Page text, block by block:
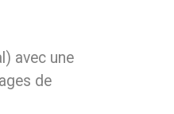
avec une
de